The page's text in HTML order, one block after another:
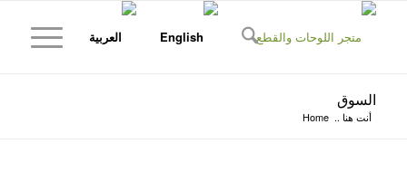
السوق
أنت هنا .. Home